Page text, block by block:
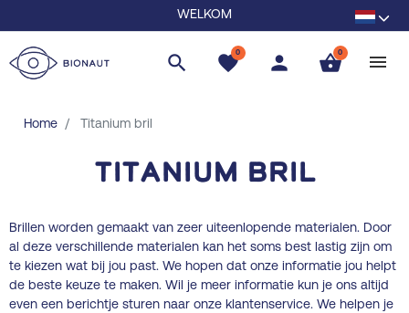
WELKOM
search favorite
0 person shopping_basket
0
Home Titanium bril
Titanium bril
Brillen worden gemaakt van zeer uiteenlopende materialen. Door
al deze verschillende materialen kan het soms best lastig zijn om
te kiezen wat bij jou past. We hopen dat onze informatie jou helpt
de beste keuze te maken. Wil je meer informatie kun je ons altijd
even een berichtje sturen naar onze klantenservice. We helpen je